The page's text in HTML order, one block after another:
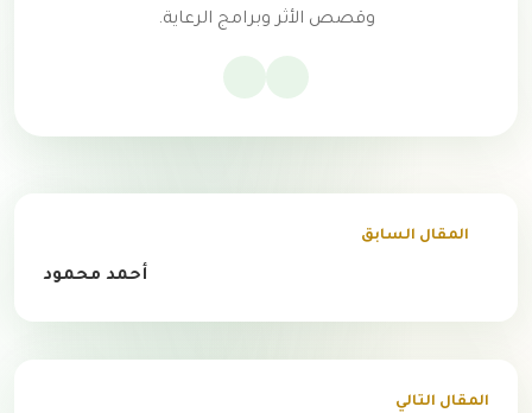
وقصص الأثر وبرامج الرعاية.
المقال السابق
أحمد محمود
المقال التالي